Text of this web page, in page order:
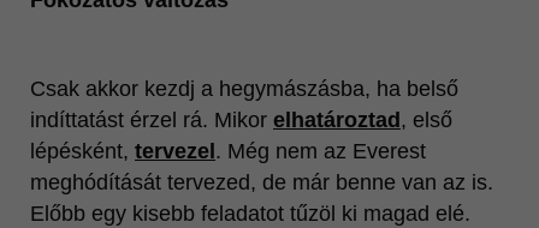
Csak akkor kezdj a hegymászásba, ha belső
indíttatást érzel rá. Mikor elhatároztad , első
lépésként, tervezel . Még nem az Everest
meghódítását tervezed, de már benne van az is.
Előbb egy kisebb feladatot tűzöl ki magad elé.